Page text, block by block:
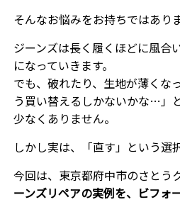
そんなお悩みをお持ちではあり
ジーンズは長く履くほどに風合
になっていきます。
でも、破れたり、生地が薄くな
う買い替えるしかないかな…」
少なくありません。
しかし実は、「直す」という選
今回は、東京都府中市のさとう
ーンズリペアの実例を、ビフォ